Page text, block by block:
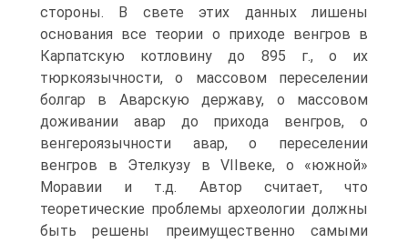
стороны. В свете этих данных лишены
основания все теории о приходе венгров в
Карпатскую котловину до 895 г., о их
тюркоязычности, о массовом переселении
болгар в Аварскую державу, о массовом
доживании авар до прихода венгров, о
венгероязычности авар, о переселении
венгров в Этелкузу в VIIвеке, о «южной»
Моравии и т.д. Автор считает, что
теоретические проблемы археологии должны
быть решены преимущественно самыми